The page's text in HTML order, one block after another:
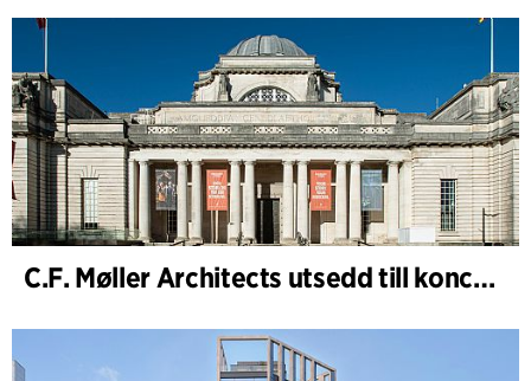
C.F. Møller Architects utsedd till konceptarkitekt för projektet National Museum Cardiff